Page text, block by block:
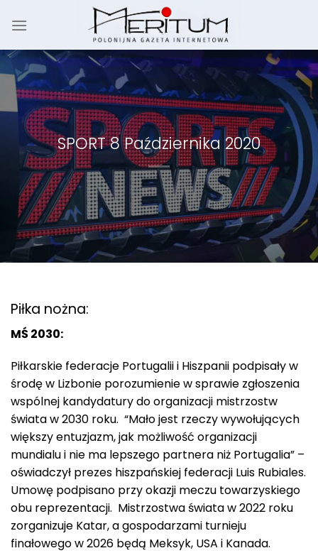
SPORT 8 Października 2020
Piłka nożna:
MŚ 2030:
Piłkarskie federacje Portugalii i Hiszpanii podpisały w
środę w Lizbonie porozumienie w sprawie zgłoszenia
wspólnej kandydatury do organizacji mistrzostw
świata w 2030 roku. “Mało jest rzeczy wywołujących
większy entuzjazm, jak możliwość organizacji
mundialu i nie ma lepszego partnera niż Portugalia” –
oświadczył prezes hiszpańskiej federacji Luis Rubiales.
Umowę podpisano przy okazji meczu towarzyskiego
obu reprezentacji. Mistrzostwa świata w 2022 roku
zorganizuje Katar, a gospodarzami turnieju
finałowego w 2026 będą Meksyk, USA i Kanada.